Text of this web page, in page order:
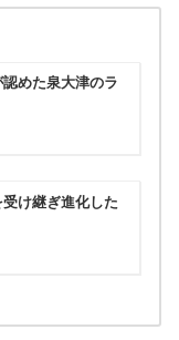
認めた泉大津のラ
受け継ぎ進化した